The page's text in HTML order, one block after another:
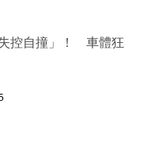
控自撞」！ 車體狂